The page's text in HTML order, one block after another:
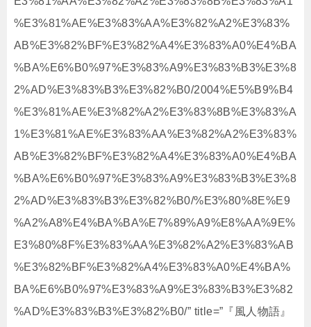
%E3%81%AE%E3%83%AA%E3%82%A2%E3%83%
AB%E3%82%BF%E3%82%A4%E3%83%A0%E4%BA
%BA%E6%B0%97%E3%83%A9%E3%83%B3%E3%8
2%AD%E3%83%B3%E3%82%B0/2004%E5%B9%B4
%E3%81%AE%E3%82%A2%E3%83%8B%E3%83%A
1%E3%81%AE%E3%83%AA%E3%82%A2%E3%83%
AB%E3%82%BF%E3%82%A4%E3%83%A0%E4%BA
%BA%E6%B0%97%E3%83%A9%E3%83%B3%E3%8
2%AD%E3%83%B3%E3%82%B0/%E3%80%8E%E9
%A2%A8%E4%BA%BA%E7%89%A9%E8%AA%9E%
E3%80%8F%E3%83%AA%E3%82%A2%E3%83%AB
%E3%82%BF%E3%82%A4%E3%83%A0%E4%BA%
BA%E6%B0%97%E3%83%A9%E3%83%B3%E3%82
%AD%E3%83%B3%E3%82%B0/” title=”『風人物語』